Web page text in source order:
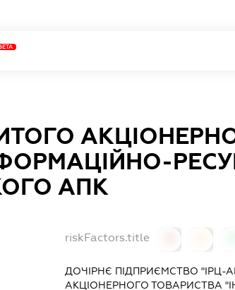
АПК
riskFactors.title
ДОЧІРНЄ ПІДПРИЄМСТВО "ІРЦ-
АКЦІОНЕРНОГО ТОВАРИСТВА